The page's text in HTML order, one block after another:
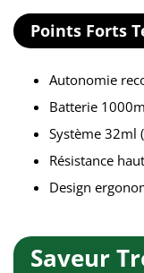
Points Forts
Autonomie
Batterie
Système 32ml
Résistance
Design
Saveur